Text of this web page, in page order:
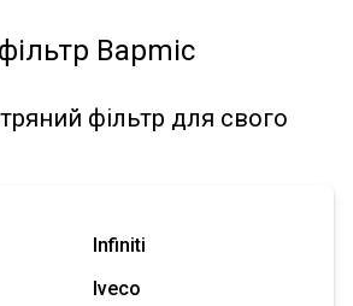
Bapmic
фільтр для свого
Infiniti
Iveco